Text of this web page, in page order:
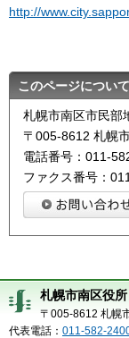
http://
このページについ
札幌市南区市民部
〒005-8612 札幌
電話番号：011-
ファクス番号：
札幌市南区役
〒005-8612 札幌
代表電話： 011-582-